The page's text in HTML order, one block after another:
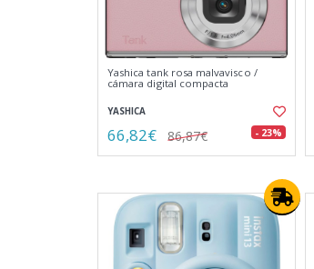
Yashica tank rosa malvavisco /
cámara digital compacta
YASHICA
66,82€ 86,87€ - 23%